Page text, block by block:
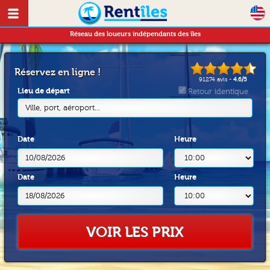
Réseau des loueurs indépendants des îles
91274 avis -4.6/5
Réservez en ligne !
Lieu de départ
Ville, port, aéroport...
Retour identique
Date Heure
Date Heure
VOIR LES PRIX